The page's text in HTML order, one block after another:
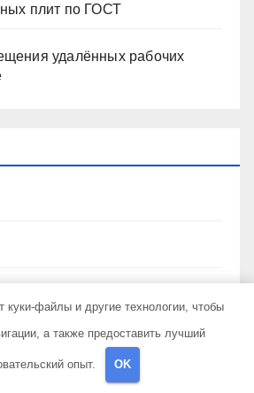
плит по ГОСТ
удалённых рабочих
куки-файлы и другие технологии, чтобы
а также предоставить лучший
опыт. OK